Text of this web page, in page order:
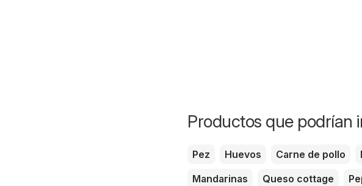
Productos que podrían
Pez Huevos Carne de pollo
Mandarinas
Queso cottage